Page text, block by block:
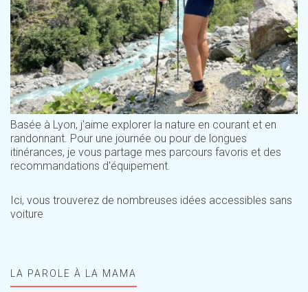
Basée à Lyon, j'aime explorer la nature en courant et en
randonnant. Pour une journée ou pour de longues
itinérances, je vous partage mes parcours favoris et des
recommandations d'équipement.
Ici, vous trouverez de nombreuses idées accessibles sans
voiture
LA PAROLE À LA MAMA